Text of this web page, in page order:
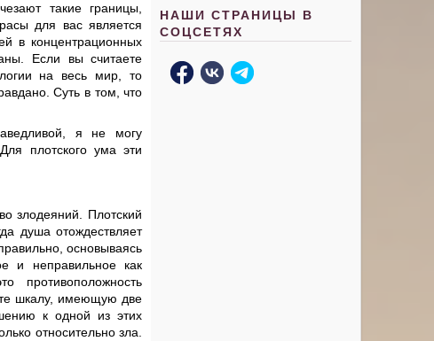
такие границы,
для вас является
в концентрационных
Если вы считаете
на весь мир, то
Суть в том, что
я не могу
плотского ума эти
злодеяний. Плотский
душа отождествляет
основываясь
и неправильное как
противоположность
шкалу, имеющую две
к одной из этих
относительно зла.
НАШИ СТРАНИЦЫ В
СОЦСЕТЯХ